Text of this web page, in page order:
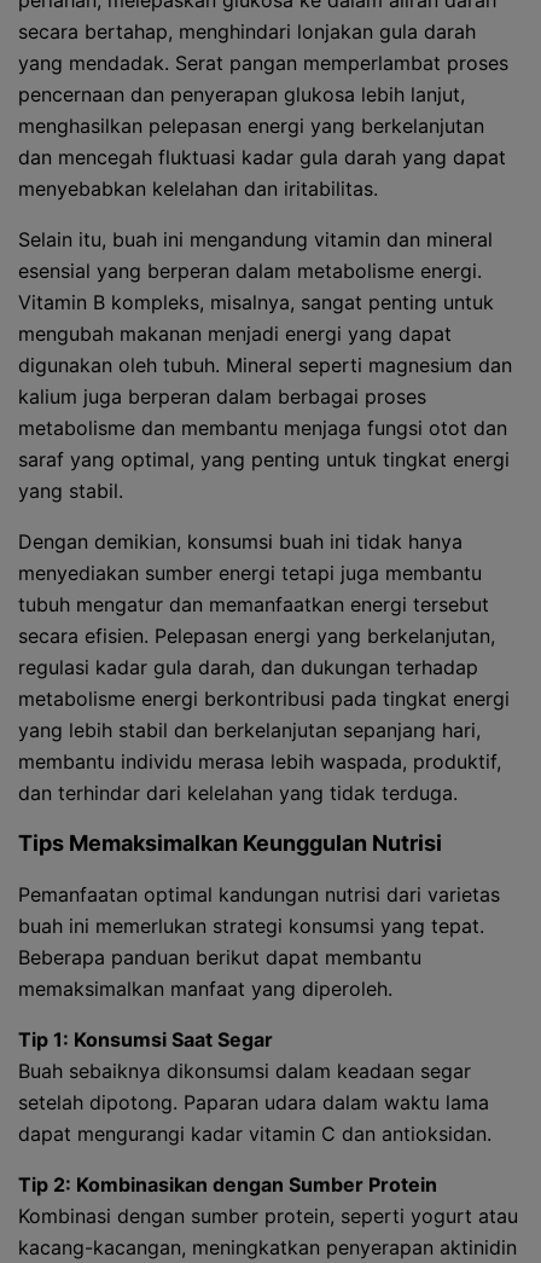
secara bertahap, menghindari lonjakan gula darah
yang mendadak. Serat pangan memperlambat proses
pencernaan dan penyerapan glukosa lebih lanjut,
menghasilkan pelepasan energi yang berkelanjutan
dan mencegah fluktuasi kadar gula darah yang dapat
menyebabkan kelelahan dan iritabilitas.
Selain itu, buah ini mengandung vitamin dan mineral
esensial yang berperan dalam metabolisme energi.
Vitamin B kompleks, misalnya, sangat penting untuk
mengubah makanan menjadi energi yang dapat
digunakan oleh tubuh. Mineral seperti magnesium dan
kalium juga berperan dalam berbagai proses
metabolisme dan membantu menjaga fungsi otot dan
saraf yang optimal, yang penting untuk tingkat energi
yang stabil.
Dengan demikian, konsumsi buah ini tidak hanya
menyediakan sumber energi tetapi juga membantu
tubuh mengatur dan memanfaatkan energi tersebut
secara efisien. Pelepasan energi yang berkelanjutan,
regulasi kadar gula darah, dan dukungan terhadap
metabolisme energi berkontribusi pada tingkat energi
yang lebih stabil dan berkelanjutan sepanjang hari,
membantu individu merasa lebih waspada, produktif,
dan terhindar dari kelelahan yang tidak terduga.
Tips Memaksimalkan Keunggulan Nutrisi
Pemanfaatan optimal kandungan nutrisi dari varietas
buah ini memerlukan strategi konsumsi yang tepat.
Beberapa panduan berikut dapat membantu
memaksimalkan manfaat yang diperoleh.
Tip 1: Konsumsi Saat Segar
Buah sebaiknya dikonsumsi dalam keadaan segar
setelah dipotong. Paparan udara dalam waktu lama
dapat mengurangi kadar vitamin C dan antioksidan.
Tip 2: Kombinasikan dengan Sumber Protein
Kombinasi dengan sumber protein, seperti yogurt atau
kacang-kacangan, meningkatkan penyerapan aktinidin